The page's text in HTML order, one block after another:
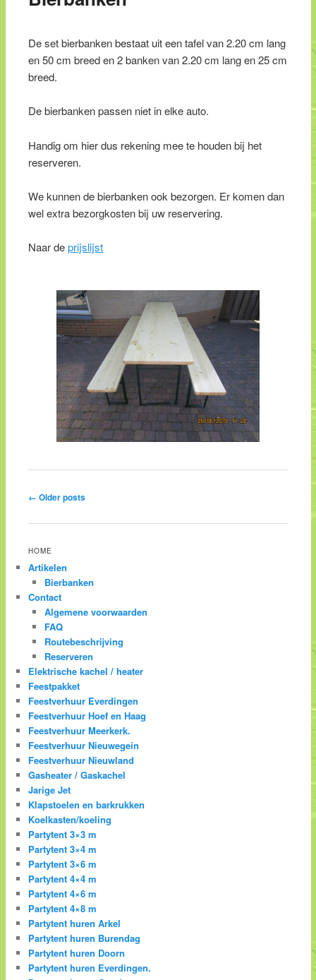
De set bierbanken bestaat uit een tafel van 2.20 cm lang
en 50 cm breed en 2 banken van 2.20 cm lang en 25 cm
breed.
De bierbanken passen niet in elke auto.
Handig om hier dus rekening mee te houden bij het
reserveren.
We kunnen de bierbanken ook bezorgen. Er komen dan
wel extra bezorgkosten bij uw reservering.
Naar deprijslijst
Post navigation
← Older posts
HOME
Artikelen
Bierbanken
Contact
Algemene voorwaarden
FAQ
Routebeschrijving
Reserveren
Elektrische kachel / heater
Feestpakket
Feestverhuur Everdingen
Feestverhuur Hoef en Haag
Feestverhuur Meerkerk.
Feestverhuur Nieuwegein
Feestverhuur Nieuwland
Gasheater / Gaskachel
Jarige Jet
Klapstoelen en barkrukken
Koelkasten/koeling
Partytent 3×3 m
Partytent 3×4 m
Partytent 3×6 m
Partytent 4×4 m
Partytent 4×6 m
Partytent 4×8 m
Partytent huren Arkel
Partytent huren Burendag
Partytent huren Doorn
Partytent huren Everdingen.